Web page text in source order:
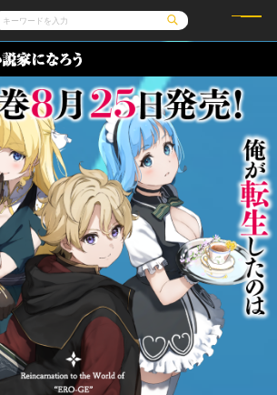
ライトノベル
文庫
ノベルス
ノベルスf
ロサージュノベルス
ー
通販・NEWS
OVERLAP STORE
オーバーラップ広報室
ールディングス
お問い合わせはこちら
オーバーラップ文庫
オーバーラップノベルス
オーバーラップノベルスf